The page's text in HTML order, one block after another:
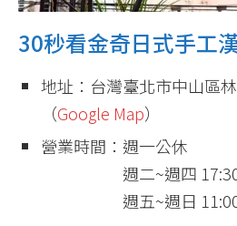
30秒看金奇日式手工
地址：台灣臺北市中山區
（Google Map）
營業時間：週一公休
週二~週四 17:30-
週五~週日 11:00-